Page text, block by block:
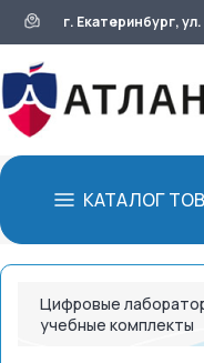
г. Екатеринбург,
КАТАЛОГ
Цифровые
учебные комплекты